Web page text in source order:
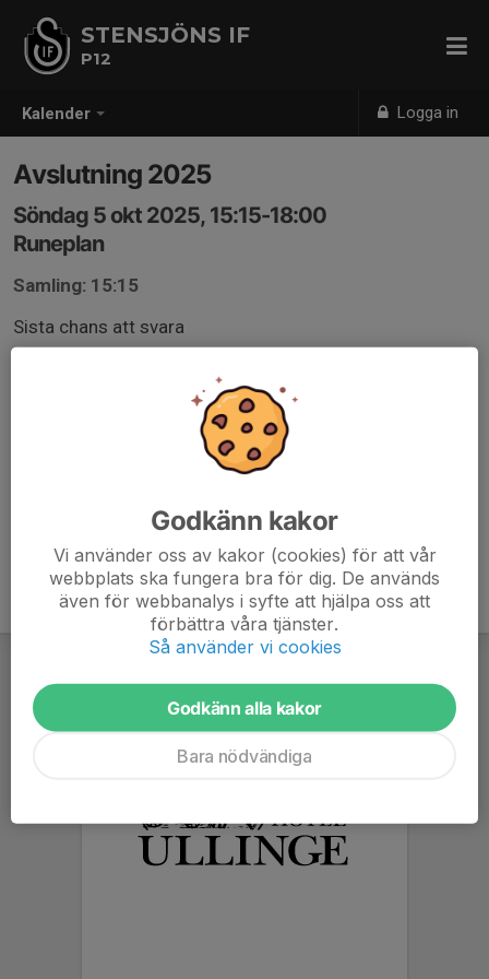
Kalender Logga in
STENSJÖNS IF
P12
Avslutning 2025
Söndag 5 okt 2025, 15:15-18:00
Runeplan
Samling: 15:15
Sista chans att svara
Godkänn kakor
Vi använder oss av kakor (cookies) för att vår
webbplats ska fungera bra för dig. De används
även för webbanalys i syfte att hjälpa oss att
förbättra våra tjänster.
Så använder vi cookies
Godkänn alla kakor
Bara nödvändiga